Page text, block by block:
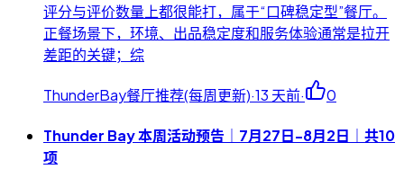
评分与评价数量上都很能打，属于“口碑稳定型”餐厅。
正餐场景下，环境、出品稳定度和服务体验通常是拉开
差距的关键；综
ThunderBay餐厅推荐(每周更新)·13 天前· 0
Thunder Bay 本周活动预告｜7月27日-8月2日｜共10
项